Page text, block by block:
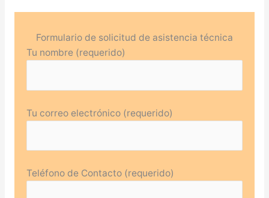
Formulario de solicitud de asistencia técnica
Tu nombre (requerido)
Tu correo electrónico (requerido)
Teléfono de Contacto (requerido)